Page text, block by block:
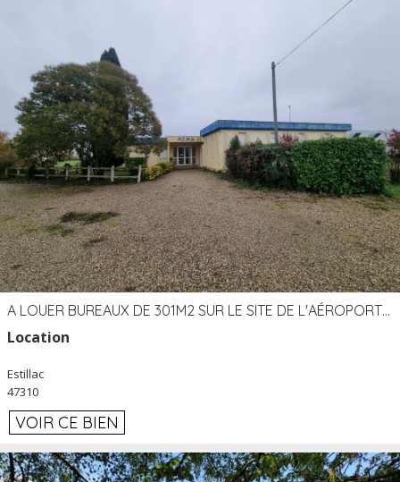
A LOUER BUREAUX DE 301M2 SUR LE SITE DE L'AÉROPORT AGEN LA GARENNE
Location
Estillac
47310
VOIR CE BIEN